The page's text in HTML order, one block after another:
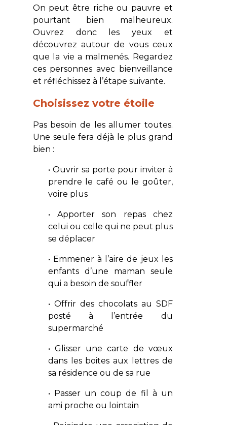
On peut être riche ou pauvre et
pourtant bien malheureux.
Ouvrez donc les yeux et
découvrez autour de vous ceux
que la vie a malmenés. Regardez
ces personnes avec bienveillance
et réfléchissez à l’étape suivante.
Choisissez votre étoile
Pas besoin de les allumer toutes.
Une seule fera déjà le plus grand
bien :
• Ouvrir sa porte pour inviter à
prendre le café ou le goûter,
voire plus
• Apporter son repas chez
celui ou celle qui ne peut plus
se déplacer
• Emmener à l’aire de jeux les
enfants d’une maman seule
qui a besoin de souffler
• Offrir des chocolats au SDF
posté à l’entrée du
supermarché
• Glisser une carte de vœux
dans les boites aux lettres de
sa résidence ou de sa rue
• Passer un coup de fil à un
ami proche ou lointain